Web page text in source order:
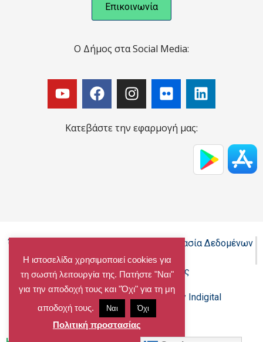
Επικοινωνία
Ο Δήμος στα Social Media:
Κατεβάστε την εφαρμογή μας:
Όροι Χρήσης - Πολιτική Cookies - Προστασία Δεδομένων
Προσωπικού Χαρακτήρα
Δήλωση προσβασιμότητας
Copyright@chalandri.grPowered by Indigital
Η ιστοσελίδα χρησιμοποιεί cookies για
τη σωστή λειτουργία της. Πατήστε "Ναι"
για την αποδοχή τους και "Όχι" για τη μη
αποδοχή τους.
Ναι Όχι
Πολιτική προστασίας